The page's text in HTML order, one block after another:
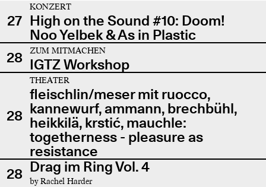
27
KONZERT
High on the Sound #10: Doom!
Noo Yelbek & As in Plastic
28
ZUM MITMACHEN
IGTZ Workshop
28
THEATER
fleischlin/meser mit ruocco,
kannewurf, ammann, brechbühl,
heikkilä, krstić, mauchle:
togetherness - pleasure as
resistance
28 Drag im Ring Vol. 4
by Rachel Harder